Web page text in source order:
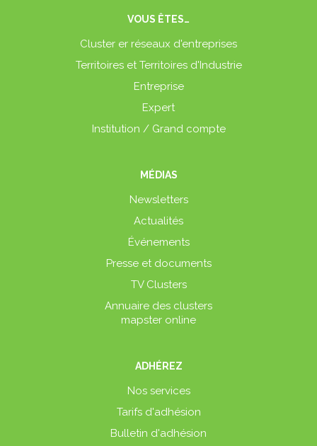
VOUS ÊTES…
Cluster er réseaux d'entreprises
Territoires et Territoires d'Industrie
Entreprise
Expert
Institution / Grand compte
MÉDIAS
Newsletters
Actualités
Événements
Presse et documents
TV Clusters
Annuaire des clusters
mapster online
ADHÉREZ
Nos services
Tarifs d'adhésion
Bulletin d'adhésion